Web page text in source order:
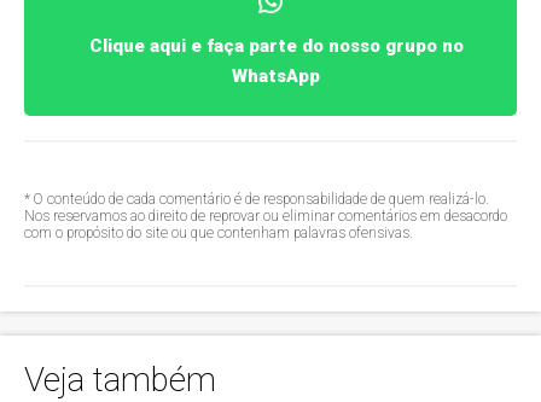
Clique aqui e faça parte do nosso grupo no
WhatsApp
* O conteúdo de cada comentário é de responsabilidade de quem realizá-lo.
Nos reservamos ao direito de reprovar ou eliminar comentários em desacordo
com o propósito do site ou que contenham palavras ofensivas.
Veja também